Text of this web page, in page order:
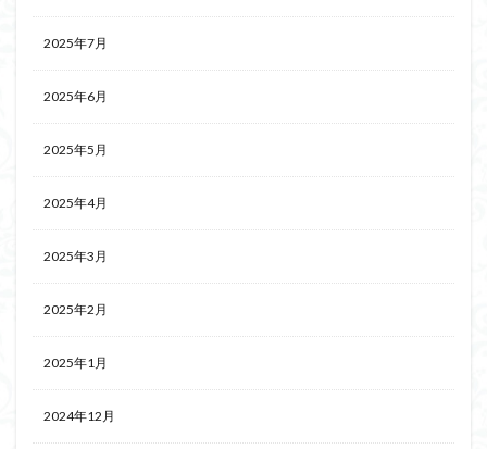
2025年7月
2025年6月
2025年5月
2025年4月
2025年3月
2025年2月
2025年1月
2024年12月